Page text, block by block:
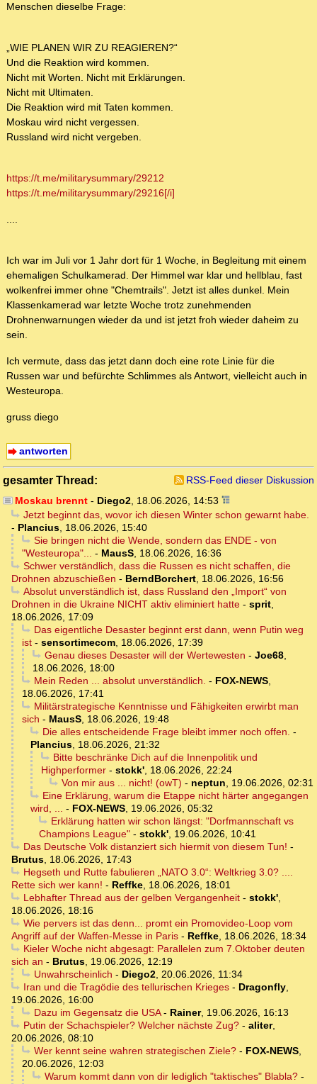
Menschen dieselbe Frage:
„WIE PLANEN WIR ZU REAGIEREN?“
Und die Reaktion wird kommen.
Nicht mit Worten. Nicht mit Erklärungen.
Nicht mit Ultimaten.
Die Reaktion wird mit Taten kommen.
Moskau wird nicht vergessen.
Russland wird nicht vergeben.
https://t.me/militarysummary/29212
https://t.me/militarysummary/29216[/i]
....
Ich war im Juli vor 1 Jahr dort für 1 Woche, in Begleitung mit einem
ehemaligen Schulkamerad. Der Himmel war klar und hellblau, fast
wolkenfrei immer ohne "Chemtrails". Jetzt ist alles dunkel. Mein
Klassenkamerad war letzte Woche trotz zunehmenden
Drohnenwarnungen wieder da und ist jetzt froh wieder daheim zu
sein.
Ich vermute, dass das jetzt dann doch eine rote Linie für die
Russen war und befürchte Schlimmes als Antwort, vielleicht auch in
Westeuropa.
gruss diego
antworten
gesamter Thread:
RSS-Feed dieser Diskussion
Moskau brennt- Diego2, 18.06.2026, 14:53
Jetzt beginnt das, wovor ich diesen Winter schon gewarnt habe.
- Plancius, 18.06.2026, 15:40
Sie bringen nicht die Wende, sondern das ENDE - von
"Westeuropa"... - MausS, 18.06.2026, 16:36
Schwer verständlich, dass die Russen es nicht schaffen, die
Drohnen abzuschießen - BerndBorchert, 18.06.2026, 16:56
Absolut unverständlich ist, dass Russland den „Import“ von
Drohnen in die Ukraine NICHT aktiv eliminiert hatte - sprit,
18.06.2026, 17:09
Das eigentliche Desaster beginnt erst dann, wenn Putin weg
ist - sensortimecom, 18.06.2026, 17:39
Genau dieses Desaster will der Wertewesten - Joe68,
18.06.2026, 18:00
Mein Reden ... absolut unverständlich. - FOX-NEWS,
18.06.2026, 17:41
Militärstrategische Kenntnisse und Fähigkeiten erwirbt man
sich - MausS, 18.06.2026, 19:48
Die alles entscheidende Frage bleibt immer noch offen. -
Plancius, 18.06.2026, 21:32
Bitte beschränke Dich auf die Innenpolitik und
Highperformer - stokk', 18.06.2026, 22:24
Von mir aus ... nicht! (owT) - neptun, 19.06.2026, 02:31
Eine Erklärung, warum die Etappe nicht härter angegangen
wird, ... - FOX-NEWS, 19.06.2026, 05:32
Erklärung hatten wir schon längst: "Dorfmannschaft vs
Champions League" - stokk', 19.06.2026, 10:41
Das Deutsche Volk distanziert sich hiermit von diesem Tun! -
Brutus, 18.06.2026, 17:43
Hegseth und Rutte fabulieren „NATO 3.0“: Weltkrieg 3.0? ....
Rette sich wer kann! - Reffke, 18.06.2026, 18:01
Lebhafter Thread aus der gelben Vergangenheit- stokk',
18.06.2026, 18:16
Wie pervers ist das denn... promt ein Promovideo-Loop vom
Angriff auf der Waffen-Messe in Paris - Reffke, 18.06.2026, 18:34
Kieler Woche nicht abgesagt: Parallelen zum 7.Oktober deuten
sich an - Brutus, 19.06.2026, 12:19
Unwahrscheinlich - Diego2, 20.06.2026, 11:34
Iran und die Tragödie des tellurischen Krieges- Dragonfly,
19.06.2026, 16:00
Dazu im Gegensatz die USA- Rainer, 19.06.2026, 16:13
Putin der Schachspieler? Welcher nächste Zug?- aliter,
20.06.2026, 08:10
Wer kennt seine wahren strategischen Ziele?- FOX-NEWS,
20.06.2026, 12:03
Warum kommt dann von dir lediglich "taktisches" Blabla?-